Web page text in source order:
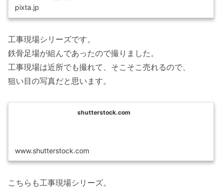
pixta.jp
工事現場シリーズです。
鉄骨足場が組んであったので撮りました。
工事現場は近所でも撮れて、そこそこ売れるので、
狙い目の写真だと思います。
shutterstock.com
www.shutterstock.com
こちらも工事現場シリーズ。